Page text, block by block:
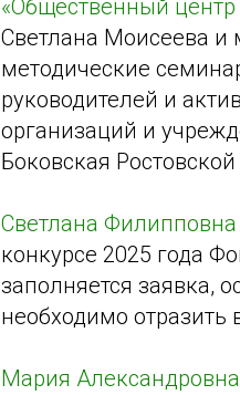
«Общественный
Светлана Моисеева
методические
руководителей и
организаций и
Боковская
Светлана Филипповна
конкурсе 2025 года
заполняется заявка,
необходимо отразить
Мария Александровна